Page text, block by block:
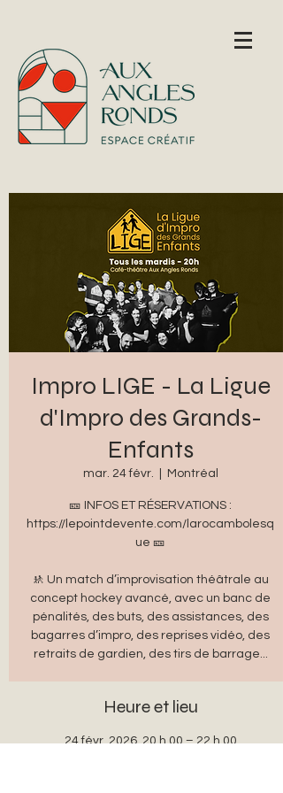
Impro LIGE - La Ligue
d'Impro des Grands-
Enfants
mar. 24 févr. Montréal
🎫 INFOS ET RÉSERVATIONS :
https://lepointdevente.com/larocambolesq
ue 🎫
🚸 Un match d’improvisation théâtrale au
concept hockey avancé, avec un banc de
pénalités, des buts, des assistances, des
bagarres d’impro, des reprises vidéo, des
retraits de gardien, des tirs de barrage...
Heure et lieu
24 févr. 2026, 20 h 00 – 22 h 00